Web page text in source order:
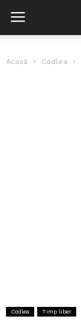
Acasă Codlea
Codlea Timp liber